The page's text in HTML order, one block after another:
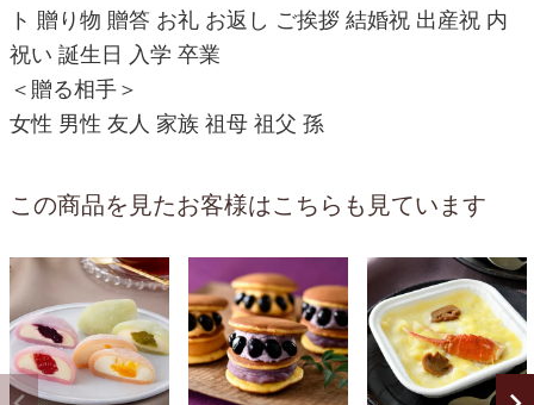
ト 贈り物 贈答 お礼 お返し ご挨拶 結婚祝 出産祝 内
祝い 誕生日 入学 卒業
＜贈る相手＞
女性 男性 友人 家族 祖母 祖父 孫
この商品を見たお客様はこちらも見ています